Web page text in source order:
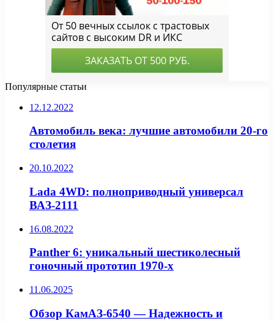
Популярные статьи
12.12.2022
Автомобиль века: лучшие автомобили 20-го
столетия
20.10.2022
Lada 4WD: полноприводный универсал
ВАЗ-2111
16.08.2022
Panther 6: уникальный шестиколесный
гоночный прототип 1970-х
11.06.2025
Обзор КамАЗ-6540 — Надежность и